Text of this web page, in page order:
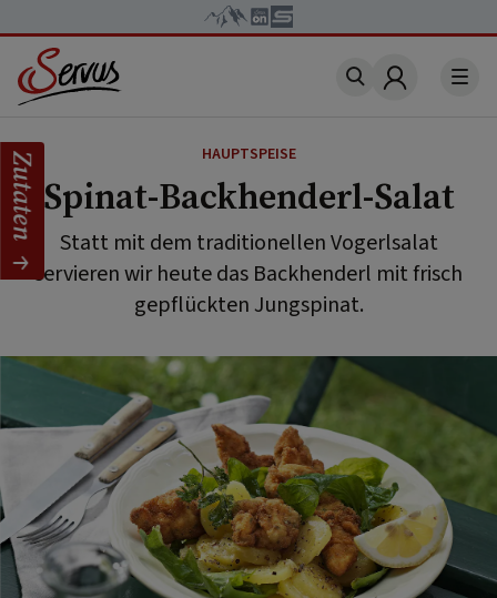
Account
HAUPTSPEISE
Spinat-Backhenderl-Salat
Statt mit dem traditionellen Vogerlsalat
servieren wir heute das Backhenderl mit frisch
gepflückten Jungspinat.
Zutaten